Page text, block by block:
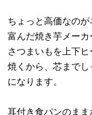
ちょっと高価なの
富んだ焼き芋メーカ
さつまいもを上下
焼くから、芯まで
になります。
耳付き食パンのま